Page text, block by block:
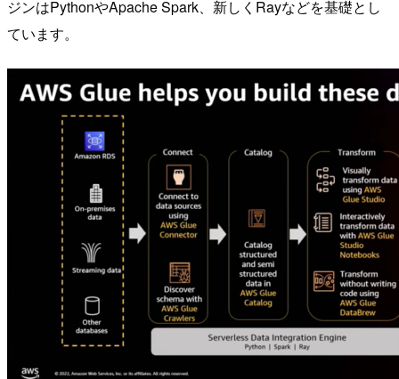
ジンはPythonやApache Spark、新しくRayなどを基礎とし
ています。